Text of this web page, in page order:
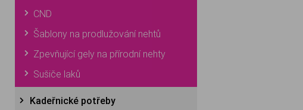
CND
Šablony na prodlužování nehtů
Zpevňující gely na přírodní nehty
Sušiče laků
Kadeřnické potřeby